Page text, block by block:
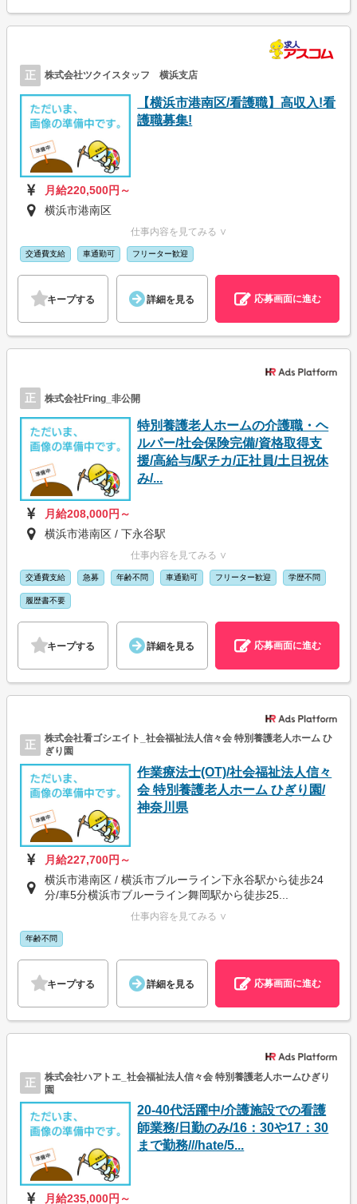
正 株式会社ツクイスタッフ 横浜支店
【横浜市港南区/看護職】高収入!看
護職募集!
月給220,500円～
横浜市港南区
仕事内容を見てみる ∨
交通費支給 車通勤可 フリーター歓迎
キープする 詳細を見る 応募画面に進む
正 株式会社Fring_非公開
特別養護老人ホームの介護職・ヘ
ルパー/社会保険完備/資格取得支
援/高給与/駅チカ/正社員/土日祝休
み/...
月給208,000円～
横浜市港南区 / 下永谷駅
仕事内容を見てみる ∨
交通費支給 急募 年齢不問 車通勤可 フリーター歓迎 学歴不問
履歴書不要
キープする 詳細を見る 応募画面に進む
正
株式会社看ゴシエイト_社会福祉法人信々会 特別養護老人ホーム ひ
ぎり園
作業療法士(OT)/社会福祉法人信々
会 特別養護老人ホーム ひぎり園/
神奈川県
月給227,700円～
横浜市港南区 / 横浜市ブルーライン下永谷駅から徒歩24
分/車5分横浜市ブルーライン舞岡駅から徒歩25...
仕事内容を見てみる ∨
年齢不問
キープする 詳細を見る 応募画面に進む
正
株式会社ハアトエ_社会福祉法人信々会 特別養護老人ホームひぎり
園
20-40代活躍中/介護施設での看護
師業務/日勤のみ/16：30や17：30
まで勤務///hate/5...
月給235,000円～